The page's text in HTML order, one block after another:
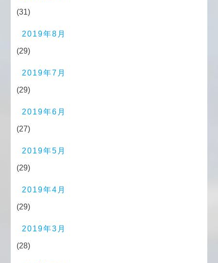
(31)
2019年8月
(29)
2019年7月
(29)
2019年6月
(27)
2019年5月
(29)
2019年4月
(29)
2019年3月
(28)